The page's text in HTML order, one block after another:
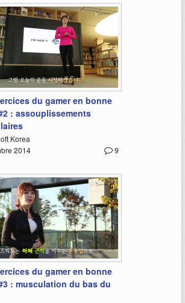
3:59
du gamer en bonne
: assouplissements
Korea
9
2014
3:02
du gamer en bonne
: musculation du bas du